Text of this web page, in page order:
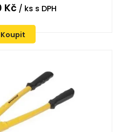
Kč/ ks s DPH
Koupit